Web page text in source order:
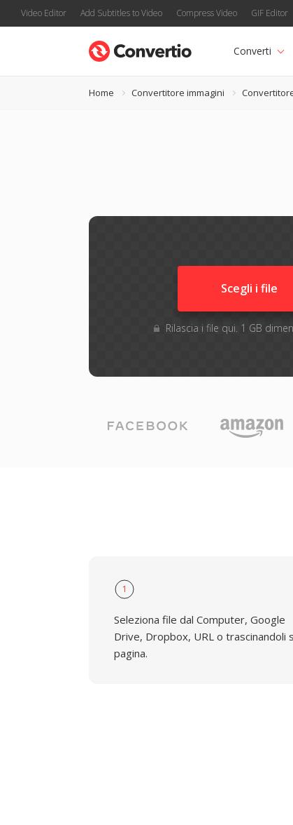
Video Editor Add Subtitles to Video Compress Video GIF Editor
Converti
Home Convertitore immagini
Scegli i file
Rilascia i file qui. 1 GB
1
Seleziona file dal Computer, Google
Drive, Dropbox, URL o trascinandoli
pagina.